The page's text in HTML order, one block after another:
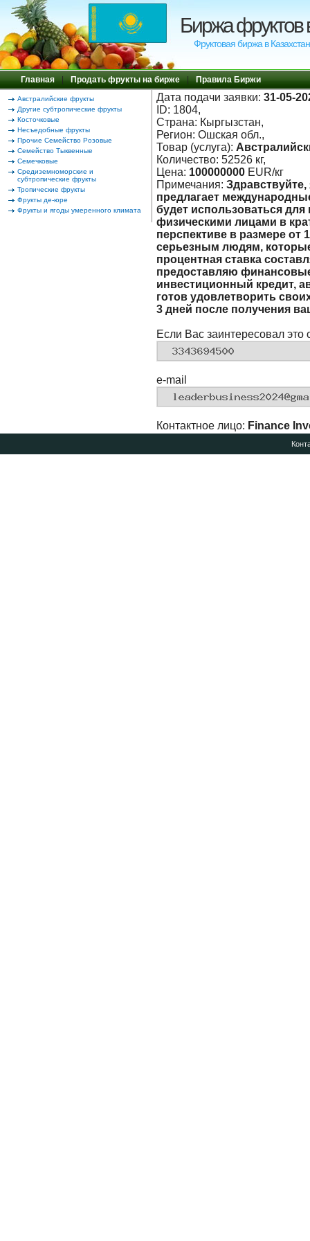
Биржа фруктов
Фруктовая биржа в
Главная | Продать фрукты на бирже | Правила Биржи
Австралийские фрукты
Другие субтропические фрукты
Косточковые
Несъедобные фрукты
Прочие Семейство Розовые
Семейство Тыквенные
Семечковые
Средиземноморские и
субтропические фрукты
Тропические фрукты
Фрукты де-юре
Фрукты и ягоды умеренного климата
Дата подачи заявки: 31-05-
ID: 1804,
Страна: Кыргызстан,
Регион: Ошская обл.,
Товар (услуга):
Количество: 52526 кг,
Цена: 100000000 EUR/кг
Примечания:
предлагает
будет использоваться
физическими лицами в
перспективе в размере от
серьезным людям,
процентная ставка
предоставляю
инвестиционный кредит,
готов удовлетворить
3 дней после получения
Если Вас заинтересовал это
e-mail
Контактное лицо: Finance